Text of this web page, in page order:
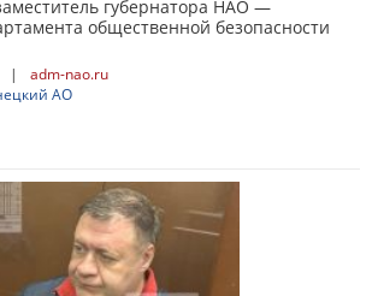
губернатора НАО —
общественной безопасности
|
adm-nao.ru
АО